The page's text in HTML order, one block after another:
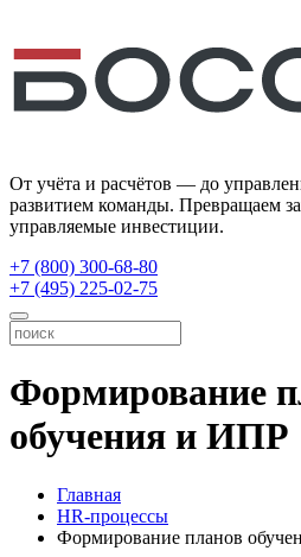
От учёта и расчётов — до
развитием команды. Превращаем
управляемые инвестиции.
+7 (800) 300-68-80
+7 (495) 225-02-75
Формирование
обучения и ИПР
Главная
HR-процессы
Формирование планов